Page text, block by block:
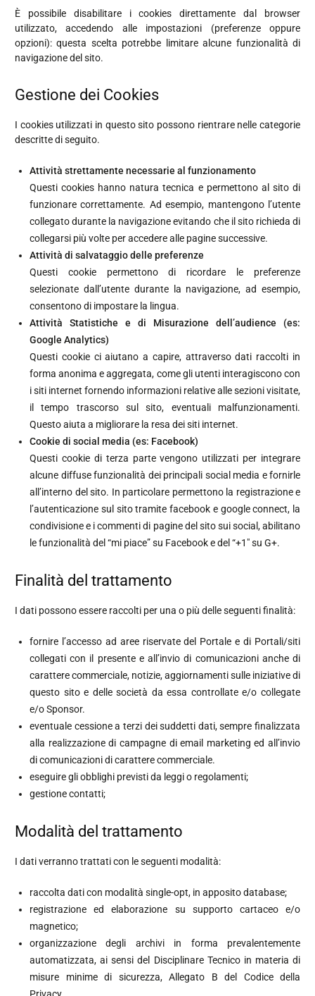
È possibile disabilitare i cookies direttamente dal browser
utilizzato, accedendo alle impostazioni (preferenze oppure
opzioni): questa scelta potrebbe limitare alcune funzionalità di
navigazione del sito.
Gestione dei Cookies
I cookies utilizzati in questo sito possono rientrare nelle categorie
descritte di seguito.
Attività strettamente necessarie al funzionamento
Questi cookies hanno natura tecnica e permettono al sito di
funzionare correttamente. Ad esempio, mantengono l’utente
collegato durante la navigazione evitando che il sito richieda di
collegarsi più volte per accedere alle pagine successive.
Attività di salvataggio delle preferenze
Questi cookie permettono di ricordare le preferenze
selezionate dall’utente durante la navigazione, ad esempio,
consentono di impostare la lingua.
Attività Statistiche e di Misurazione dell’audience (es:
Google Analytics)
Questi cookie ci aiutano a capire, attraverso dati raccolti in
forma anonima e aggregata, come gli utenti interagiscono con
i siti internet fornendo informazioni relative alle sezioni visitate,
il tempo trascorso sul sito, eventuali malfunzionamenti.
Questo aiuta a migliorare la resa dei siti internet.
Cookie di social media (es: Facebook)
Questi cookie di terza parte vengono utilizzati per integrare
alcune diffuse funzionalità dei principali social media e fornirle
all’interno del sito. In particolare permettono la registrazione e
l’autenticazione sul sito tramite facebook e google connect, la
condivisione e i commenti di pagine del sito sui social, abilitano
le funzionalità del “mi piace” su Facebook e del “+1″ su G+.
Finalità del trattamento
I dati possono essere raccolti per una o più delle seguenti finalità:
fornire l’accesso ad aree riservate del Portale e di Portali/siti
collegati con il presente e all’invio di comunicazioni anche di
carattere commerciale, notizie, aggiornamenti sulle iniziative di
questo sito e delle società da essa controllate e/o collegate
e/o Sponsor.
eventuale cessione a terzi dei suddetti dati, sempre finalizzata
alla realizzazione di campagne di email marketing ed all’invio
di comunicazioni di carattere commerciale.
eseguire gli obblighi previsti da leggi o regolamenti;
gestione contatti;
Modalità del trattamento
I dati verranno trattati con le seguenti modalità:
raccolta dati con modalità single-opt, in apposito database;
registrazione ed elaborazione su supporto cartaceo e/o
magnetico;
organizzazione degli archivi in forma prevalentemente
automatizzata, ai sensi del Disciplinare Tecnico in materia di
misure minime di sicurezza, Allegato B del Codice della